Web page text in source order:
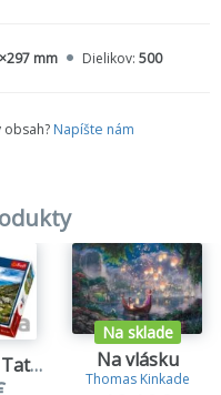
mm Dielikov: 500
Napíšte nám
Slovensko - Tatry
Na sklade
Na vlásku
Thomas Kinkade